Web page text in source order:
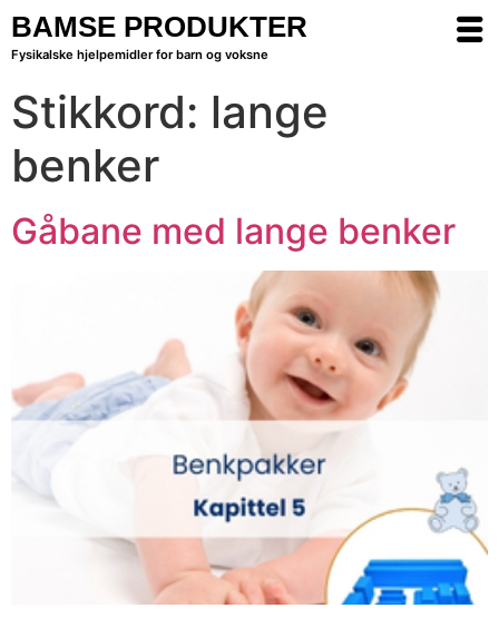
BAMSE PRODUKTER
Fysikalske hjelpemidler for barn og voksne
Stikkord: lange
benker
Gåbane med lange benker